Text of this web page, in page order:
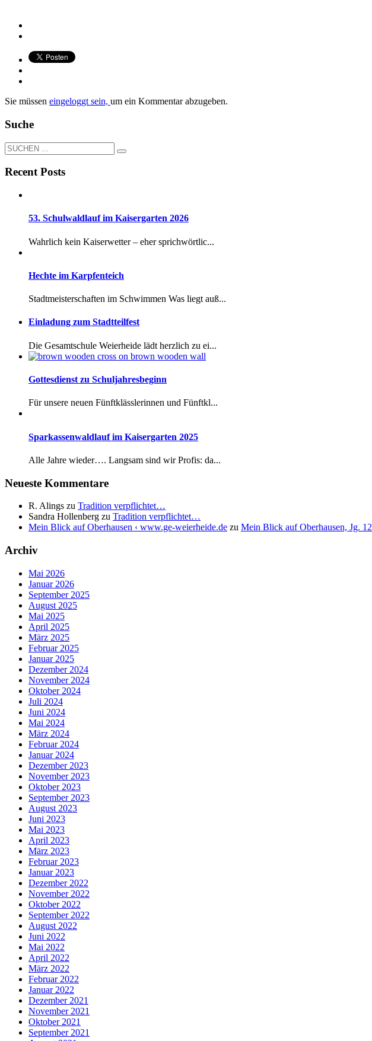
Sie müssen eingeloggt sein, um ein Kommentar abzugeben.
Suche
Recent Posts
53. Schulwaldlauf im Kaisergarten 2026
Wahrlich kein Kaiserwetter – eher sprichwörtlic...
Hechte im Karpfenteich
Stadtmeisterschaften im Schwimmen Was liegt auß...
Einladung zum Stadtteilfest
Die Gesamtschule Weierheide lädt herzlich zu ei...
Gottesdienst zu Schuljahresbeginn
Für unsere neuen Fünftklässlerinnen und Fünftkl...
Sparkassenwaldlauf im Kaisergarten 2025
Alle Jahre wieder…. Langsam sind wir Profis: da...
Neueste Kommentare
R. Alings zu Tradition verpflichtet…
Sandra Hollenberg zu Tradition verpflichtet…
Mein Blick auf Oberhausen ‹ www.ge-weierheide.de zu Mein Blick auf Oberhausen, Jg. 12
Archiv
Mai 2026
Januar 2026
September 2025
August 2025
Mai 2025
April 2025
März 2025
Februar 2025
Januar 2025
Dezember 2024
November 2024
Oktober 2024
Juli 2024
Juni 2024
Mai 2024
März 2024
Februar 2024
Januar 2024
Dezember 2023
November 2023
Oktober 2023
September 2023
August 2023
Juni 2023
Mai 2023
April 2023
März 2023
Februar 2023
Januar 2023
Dezember 2022
November 2022
Oktober 2022
September 2022
August 2022
Juni 2022
Mai 2022
April 2022
März 2022
Februar 2022
Januar 2022
Dezember 2021
November 2021
Oktober 2021
September 2021